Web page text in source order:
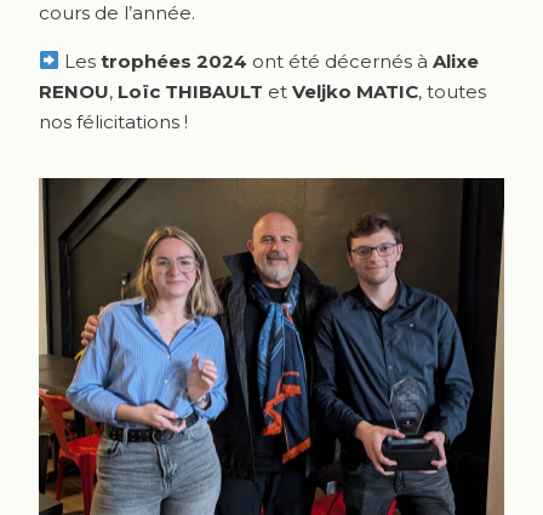
cours de l’année.
Les trophées 2024 ont été décernés àAlixe
RENOU, Loïc THIBAULT et Veljko MATIC, toutes
nos félicitations !